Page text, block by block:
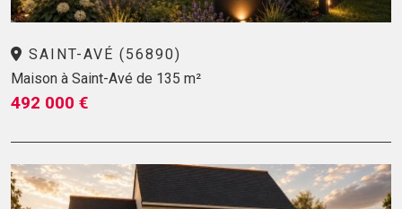
SAINT-AVÉ (56890)
Maison à Saint-Avé de 135 m²
492 000 €